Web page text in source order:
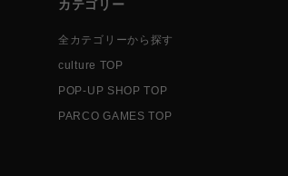
カテゴリー
全カテゴリーから探す
culture TOP
POP-UP SHOP TOP
PARCO GAMES TOP